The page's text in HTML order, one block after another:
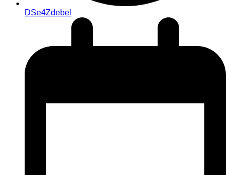
DSe4Zdebel